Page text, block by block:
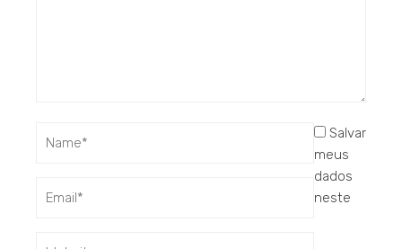
Salvar
meus
dados
neste